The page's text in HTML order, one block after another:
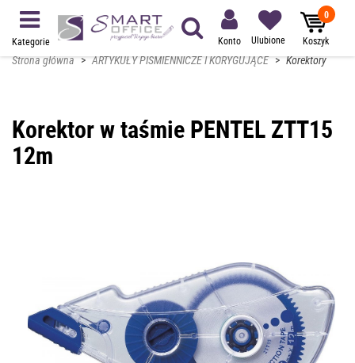
Kategorie Konto Ulubione
0
Koszyk
Strona główna > ARTYKUŁY PIŚMIENNICZE I KORYGUJĄCE > Korektory
Korektor w taśmie PENTEL ZTT15
12m